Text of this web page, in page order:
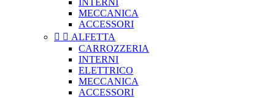
INTERNI
MECCANICA
ACCESSORI
  ALFETTA
CARROZZERIA
INTERNI
ELETTRICO
MECCANICA
ACCESSORI